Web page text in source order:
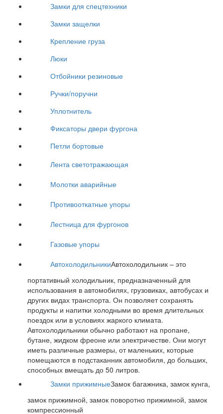
Замки для спецтехники
Замки защелки
Крепление груза
Люки
Отбойники резиновые
Ручки/поручни
Уплотнитель
Фиксаторы двери фургона
Петли бортовые
Лента светотражающая
Молотки аварийные
Противооткатные упоры
Лестница для фургонов
Газовые упоры
АвтохолодильникиАвтохолодильник – это
портативный холодильник, предназначенный для
использования в автомобилях, грузовиках, автобусах и
других видах транспорта. Он позволяет сохранять
продукты и напитки холодными во время длительных
поездок или в условиях жаркого климата.
Автохолодильники обычно работают на пропане,
бутане, жидком фреоне или электричестве. Они могут
иметь различные размеры, от маленьких, которые
помещаются в подстаканник автомобиля, до больших,
способных вмещать до 50 литров.
Замки прижимныеЗамок багажника, замок кунга,
замок прижимной, замок поворотно прижимной, замок
компрессионный